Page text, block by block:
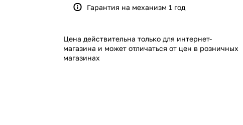
Гарантия на механизм 1 год
Цена действительна только для интернет-
магазина и может отличаться от цен в розничных
магазинах